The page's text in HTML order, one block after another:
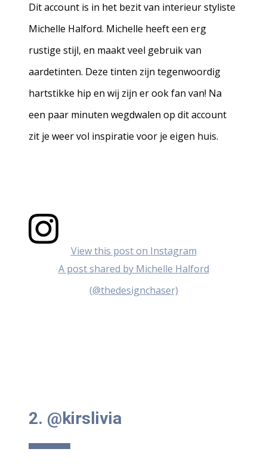
Dit account is in het bezit van interieur styliste
Michelle Halford. Michelle heeft een erg
rustige stijl, en maakt veel gebruik van
aardetinten. Deze tinten zijn tegenwoordig
hartstikke hip en wij zijn er ook fan van! Na
een paar minuten wegdwalen op dit account
zit je weer vol inspiratie voor je eigen huis.
View this post on Instagram
A post shared by Michelle Halford
(@thedesignchaser)
2. @kirslivia